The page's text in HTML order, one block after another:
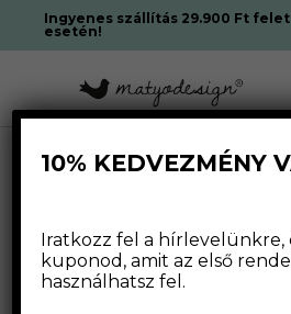
Ingyenes szállítás 29.900 Ft
esetén!
10% KEDVEZMÉNY
Iratkozz fel a hírlevelünkre,
kuponod, amit az első
használhatsz fel.